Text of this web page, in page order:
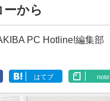
から
PC Hotline!編集部
はてブ note